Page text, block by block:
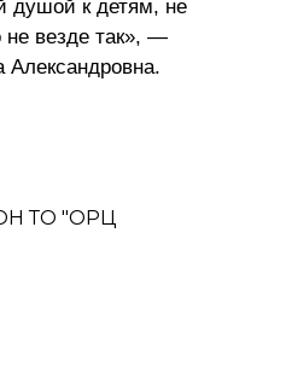
душой к детям, не
не везде так», —
Александровна.
ТО "ОРЦ